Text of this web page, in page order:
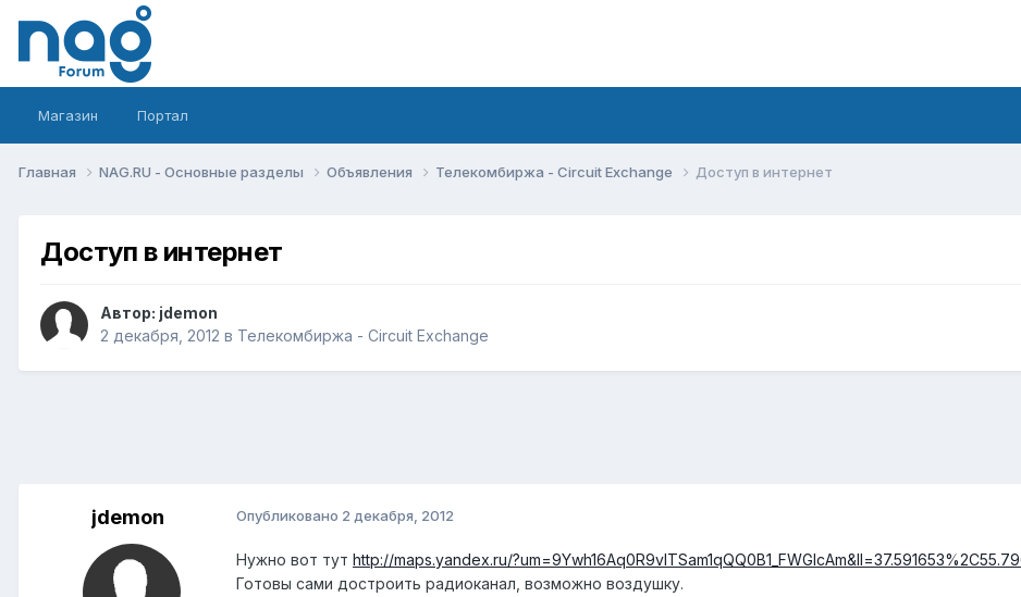
Магазин Портал
Главная NAG.RU - Основные разделы Объявления Телекомбиржа - Circuit Exchange Доступ в интернет
Доступ в интернет
Автор: jdemon
2 декабря, 2012 в Телекомбиржа - Circuit Exchange
jdemon Опубликовано 2 декабря, 2012
Нужно вот тут http://maps.yandex.ru/
Готовы сами достроить радиоканал, возможно воздушку.